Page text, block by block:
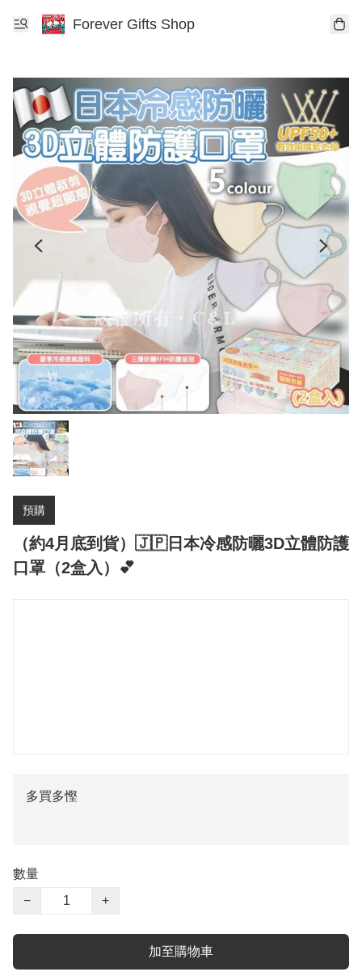
Forever Gifts Shop
預購
（約4月底到貨）🇯🇵日本冷感防曬3D立體防護
口罩（2盒入）💕
多買多慳
數量
−
+
加至購物車